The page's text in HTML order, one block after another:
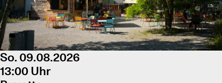
So. 09.08.2026
13:00 Uhr